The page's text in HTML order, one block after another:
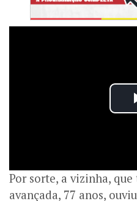
Por sorte, a vizinha,
avançada, 77 anos,